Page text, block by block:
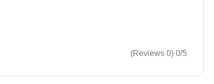
0/5
(0 Reviews)